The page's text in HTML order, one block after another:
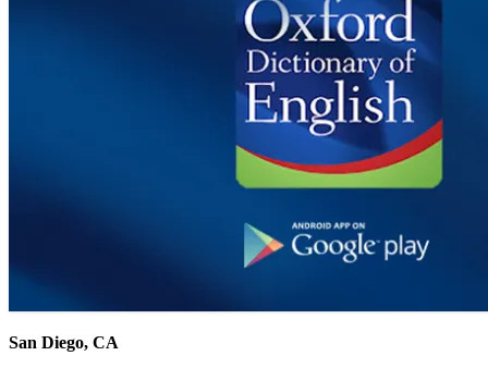
San Diego, CA